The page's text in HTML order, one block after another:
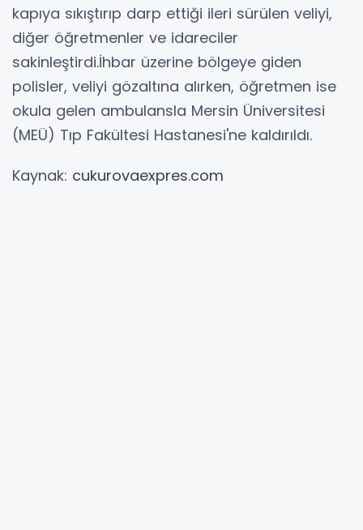
kapıya sıkıştırıp darp ettiği ileri sürülen veliyi,
diğer öğretmenler ve idareciler
sakinleştirdi.İhbar üzerine bölgeye giden
polisler, veliyi gözaltına alırken, öğretmen ise
okula gelen ambulansla Mersin Üniversitesi
(MEÜ) Tıp Fakültesi Hastanesi'ne kaldırıldı.
Kaynak: cukurovaexpres.com